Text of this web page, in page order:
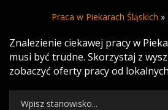
Praca w Piekarach Śląskich »
Znalezienie ciekawej pracy w
musi być trudne. Skorzystaj z
zobaczyć oferty pracy od